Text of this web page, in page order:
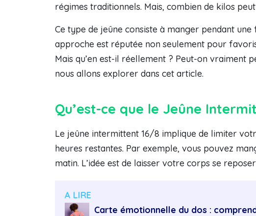
régimes traditionnels. Mais, combien de kilos
Ce type de jeûne consiste à manger pendant
approche est réputée non seulement pour
Mais qu’en est-il réellement ? Peut-on vraiment
nous allons explorer dans cet article.
Qu’est-ce que le Jeûne
Le jeûne intermittent 16/8 implique de limiter
heures restantes. Par exemple, vous pouvez
matin. L’idée est de laisser votre corps se
A LIRE
Carte émotionnelle du dos :